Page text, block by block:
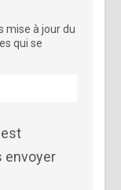
mise à jour du
qui se
envoyer